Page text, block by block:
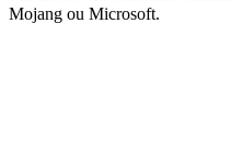
Mojang ou Microsoft.